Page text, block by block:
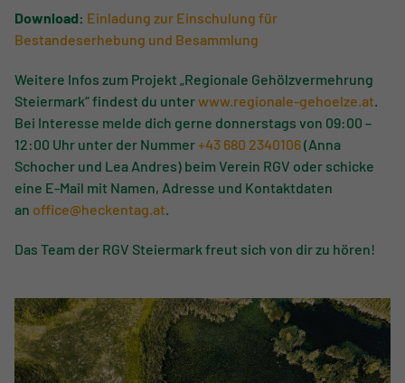
Download: Einladung zur Einschulung für
Bestandeserhebung und Besammlung
Weitere Infos zum Projekt „Regionale Gehölzvermehrung
Steiermark“ findest du unterwww.regionale-gehoelze.at.
Bei Interesse melde dich gerne donnerstags von 09:00 –
12:00 Uhr unter der Nummer+43 680 2340106(Anna
Schocher und Lea Andres) beim Verein RGV oder schicke
eine E-Mail mit Namen, Adresse und Kontaktdaten
an office@heckentag.at.
Das Team der RGV Steiermark freut sich von dir zu hören!